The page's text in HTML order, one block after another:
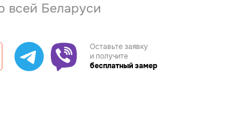
всей Беларуси
Оставьте заявку
и получите
бесплатный замер